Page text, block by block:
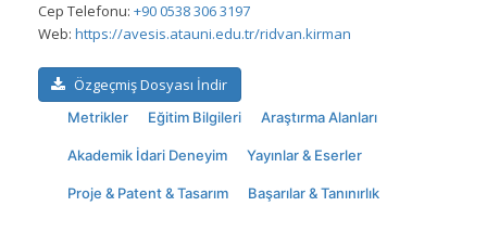
Cep Telefonu: +90 0538 306 3197
Web: https://avesis.atauni.edu.tr/ridvan.kirman
Özgeçmiş Dosyası İndir
Metrikler Eğitim Bilgileri Araştırma Alanları
Akademik İdari Deneyim Yayınlar & Eserler
Proje & Patent & Tasarım Başarılar & Tanınırlık